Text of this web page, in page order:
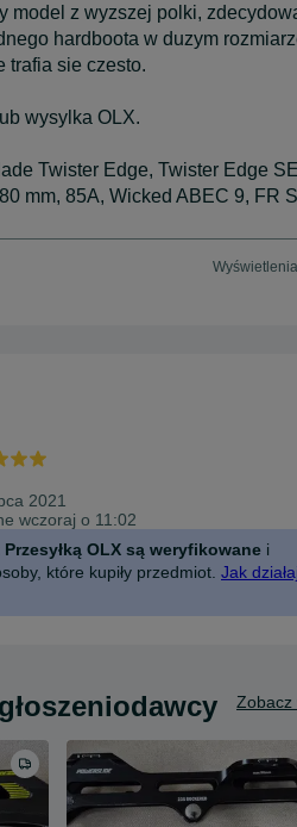
model z wyzszej polki,
hardboota w duzym
trafia sie czesto.
wysylka OLX.
Twister Edge, Twister Edge
mm, 85A, Wicked ABEC 9, FR
2021
wczoraj o 11:02
OLX są weryfikowane i
które kupiły przedmiot. Jak
Zobacz